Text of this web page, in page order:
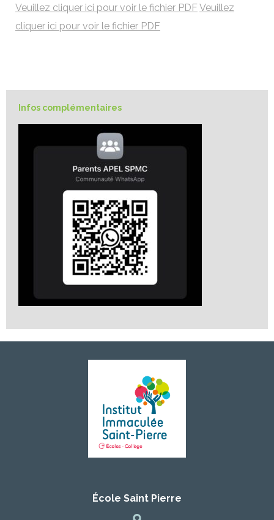
Veuillez cliquer ici pour voir le fichier PDFVeuillez
cliquer ici pour voir le fichier PDF
Infos complémentaires
École Saint Pierre